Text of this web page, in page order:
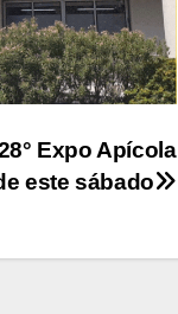
Expo Apícola
este sábado